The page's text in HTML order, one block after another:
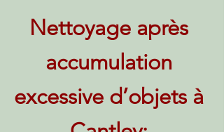
Nettoyage après
accumulation
excessive d’objets à